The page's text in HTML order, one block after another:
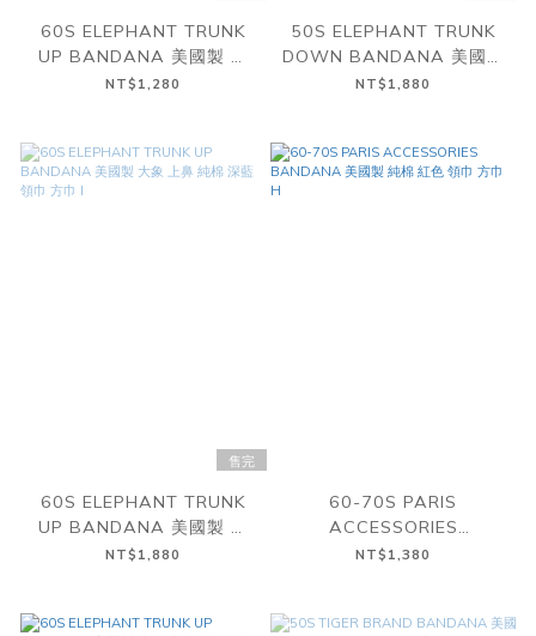
60S ELEPHANT TRUNK
UP BANDANA 美國製 大
象 上鼻 純棉 深藍 領巾 方巾
NT$1,280
50S ELEPHANT TRUNK
DOWN BANDANA 美國製
大象 下鼻 純棉 深藍 方巾 J
NT$1,880
售完
60S ELEPHANT TRUNK
UP BANDANA 美國製 大
象 上鼻 純棉 深藍 領巾 方巾
NT$1,880
60-70S PARIS
ACCESSORIES
BANDANA 美國製 純棉 紅
NT$1,380